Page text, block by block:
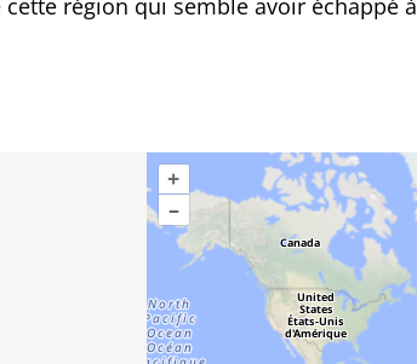
+
–